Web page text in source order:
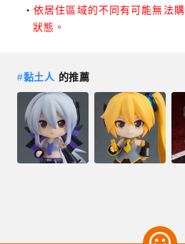
依居住區域的不同有可能無法
狀態。
#黏土人 的推薦